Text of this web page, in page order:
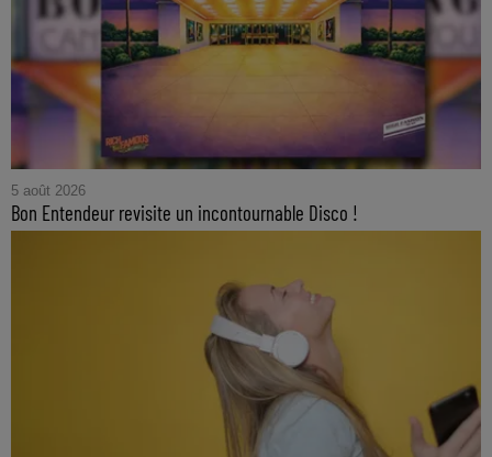
5 août 2026
Bon Entendeur revisite un incontournable Disco !